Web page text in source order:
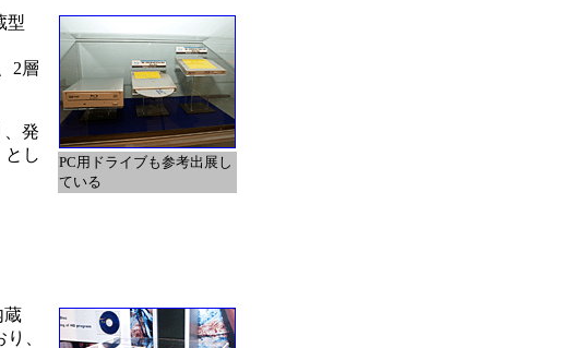
PC用ドライブも参考出展し
ている
型
2層
発
とし
蔵
、